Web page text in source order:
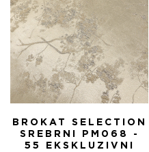
BROKAT SELECTION
SREBRNI PM068 -
55 EKSKLUZIVNI